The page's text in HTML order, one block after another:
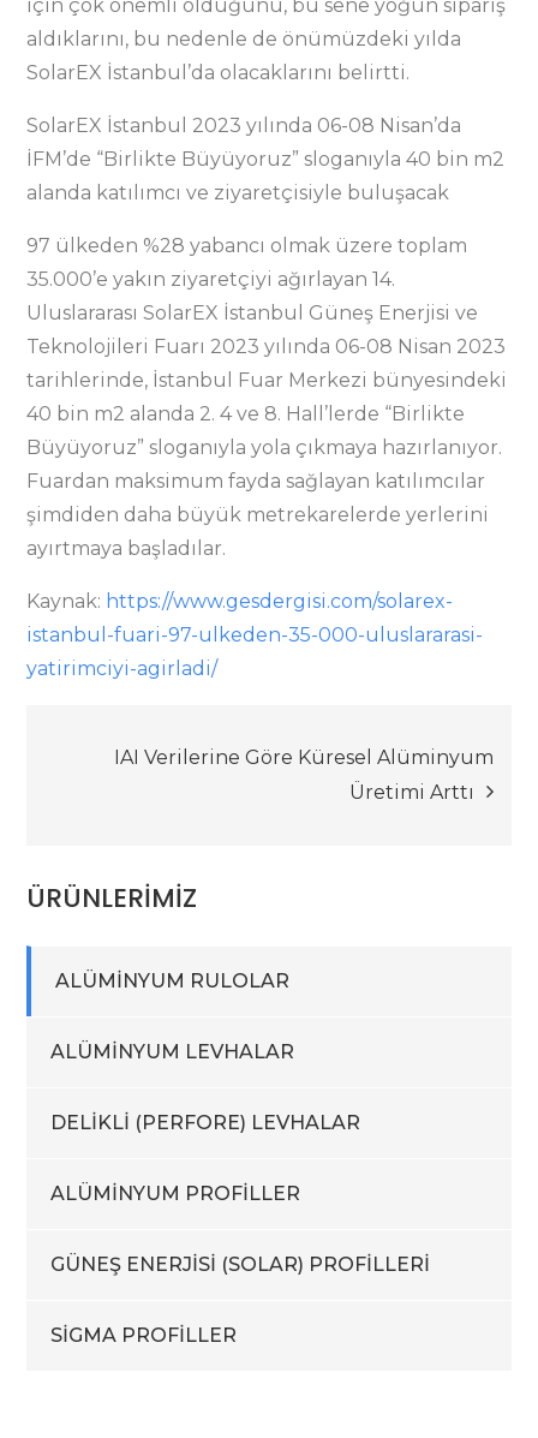
için çok önemli olduğunu, bu sene yoğun sipariş
aldıklarını, bu nedenle de önümüzdeki yılda
SolarEX İstanbul’da olacaklarını belirtti.
SolarEX İstanbul 2023 yılında 06-08 Nisan’da
İFM’de “Birlikte Büyüyoruz” sloganıyla 40 bin m2
alanda katılımcı ve ziyaretçisiyle buluşacak
97 ülkeden %28 yabancı olmak üzere toplam
35.000’e yakın ziyaretçiyi ağırlayan 14.
Uluslararası SolarEX İstanbul Güneş Enerjisi ve
Teknolojileri Fuarı 2023 yılında 06-08 Nisan 2023
tarihlerinde, İstanbul Fuar Merkezi bünyesindeki
40 bin m2 alanda 2. 4 ve 8. Hall’lerde “Birlikte
Büyüyoruz” sloganıyla yola çıkmaya hazırlanıyor.
Fuardan maksimum fayda sağlayan katılımcılar
şimdiden daha büyük metrekarelerde yerlerini
ayırtmaya başladılar.
Kaynak: https://www.gesdergisi.com/solarex-
istanbul-fuari-97-ulkeden-35-000-uluslararasi-
yatirimciyi-agirladi/
YazıIAI Verilerine Göre Küresel Alüminyum
Üretimi Arttı
ÜRÜNLERİMİZ
ALÜMİNYUM RULOLAR
ALÜMİNYUM LEVHALAR
DELİKLİ (PERFORE) LEVHALAR
ALÜMİNYUM PROFİLLER
GÜNEŞ ENERJİSİ (SOLAR) PROFİLLERİ
SİGMA PROFİLLER